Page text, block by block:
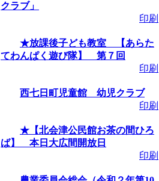
クラブ」
印刷
★放課後子ども教室 【あらた
てわんぱく遊び隊】 第７回
印刷
西七日町児童館 幼児クラブ
印刷
★【北会津公民館お茶の間ひろ
ば】 本日大広間開放日
印刷